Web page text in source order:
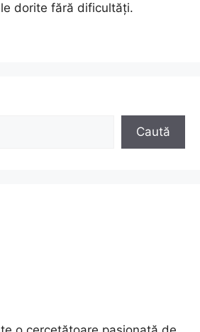
dorite fără dificultăți.
Caută